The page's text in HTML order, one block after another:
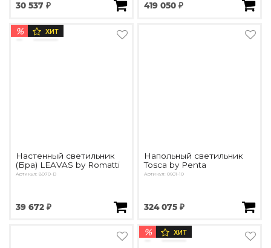
30 537 ₽ 419 050 ₽
% ХИТ
Настенный светильник
(Бра) LEAVAS by Romatti
Артикул: 8070-D
39 672 ₽
Напольный светильник
Tosca by Penta
Артикул: 0601-10
324 075 ₽
% ХИТ